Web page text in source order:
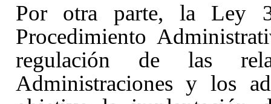
Por otra parte, la Ley
Procedimiento
regulación de las
Administraciones y los